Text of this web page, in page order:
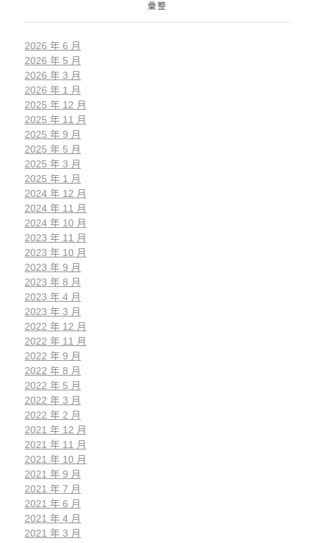
彙整
2026 年 6 月
2026 年 5 月
2026 年 3 月
2026 年 1 月
2025 年 12 月
2025 年 11 月
2025 年 9 月
2025 年 5 月
2025 年 3 月
2025 年 1 月
2024 年 12 月
2024 年 11 月
2024 年 10 月
2023 年 11 月
2023 年 10 月
2023 年 9 月
2023 年 8 月
2023 年 4 月
2023 年 3 月
2022 年 12 月
2022 年 11 月
2022 年 9 月
2022 年 8 月
2022 年 5 月
2022 年 3 月
2022 年 2 月
2021 年 12 月
2021 年 11 月
2021 年 10 月
2021 年 9 月
2021 年 7 月
2021 年 6 月
2021 年 4 月
2021 年 3 月